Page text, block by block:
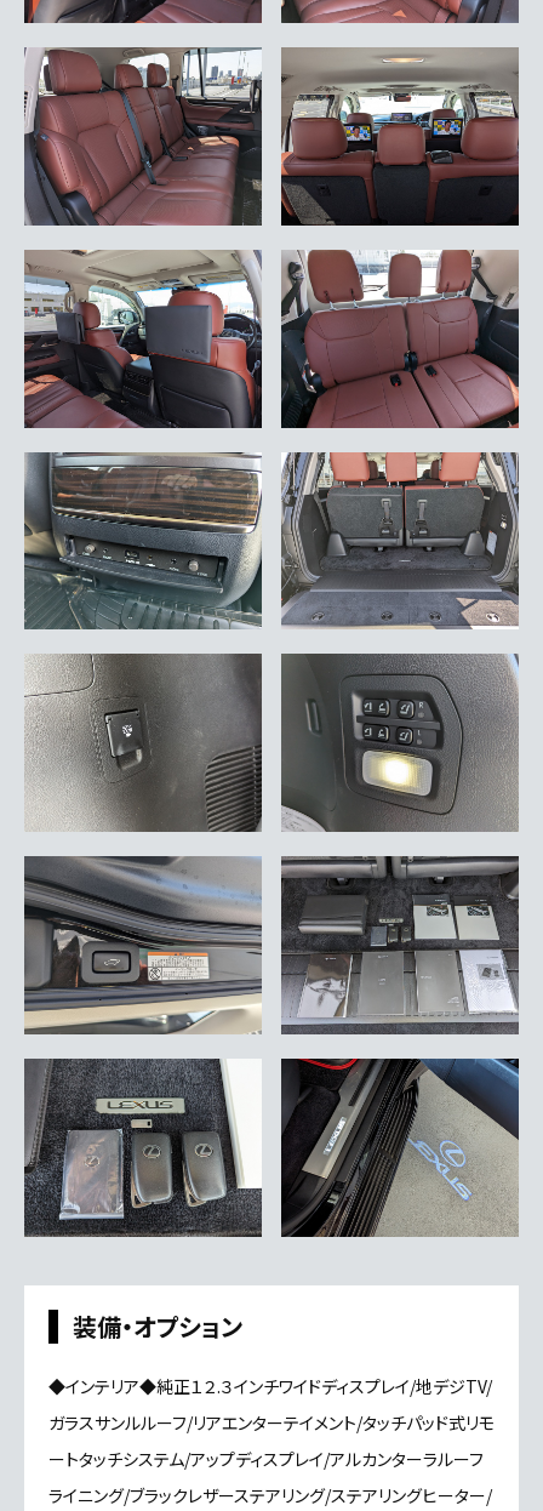
装備・オプション
◆インテリア◆純正１２.３インチワイドディスプレイ/地デジTV/
ガラスサンルルーフ/リアエンターテイメント/タッチパッド式リモ
ートタッチシステム/アップディスプレイ/アルカンターラルーフ
ライニング/ブラックレザーステアリング/ステアリングヒーター/